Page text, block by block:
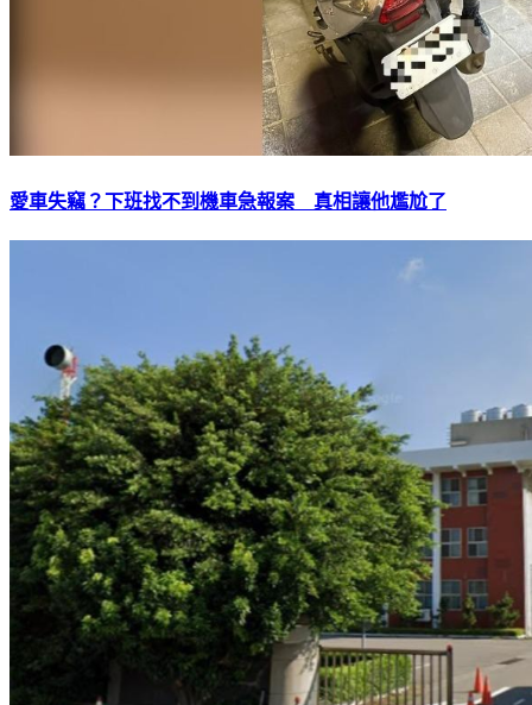
愛車失竊？下班找不到機車急報案 真相讓他尷尬了